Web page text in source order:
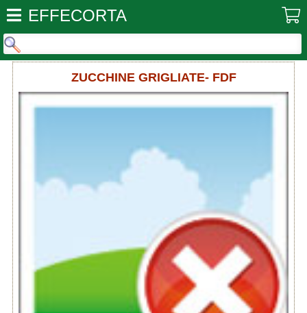
EFFECORTA
ZUCCHINE GRIGLIATE- FDF